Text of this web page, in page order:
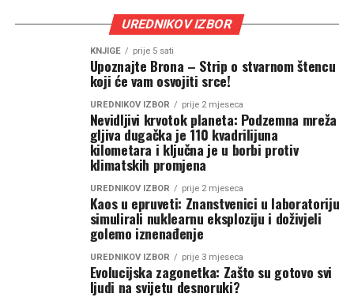
UREDNIKOV IZBOR
KNJIGE prije 5 sati
Upoznajte Brona – Strip o stvarnom štencu
koji će vam osvojiti srce!
UREDNIKOV IZBOR prije 2 mjeseca
Nevidljivi krvotok planeta: Podzemna mreža
gljiva dugačka je 110 kvadrilijuna
kilometara i ključna je u borbi protiv
klimatskih promjena
UREDNIKOV IZBOR prije 2 mjeseca
Kaos u epruveti: Znanstvenici u laboratoriju
simulirali nuklearnu eksploziju i doživjeli
golemo iznenađenje
UREDNIKOV IZBOR prije 3 mjeseca
Evolucijska zagonetka: Zašto su gotovo svi
ljudi na svijetu desnoruki?